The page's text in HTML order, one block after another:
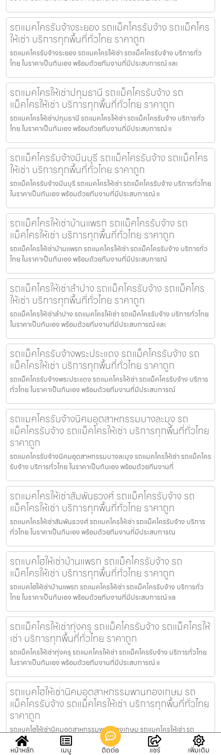
รถแมคโครรับจ้างระยอง รถแม็คโครรับจ้าง รถแม็คโคร
ให้เช่า บริการทุกพื้นที่ทั่วไทย ราคาถูก
รถแมคโครรับจ้างระยอง รถแมคโครให้เช่า รถแม็คโครรับจ้าง บริการทั่ว
ไทย ในราคาเป็นกันเอง พร้อมด้วยทีมงานที่มีประสบการณ์ และ
รถแมคโครให้เช่าปทุมธานี รถแม็คโครรับจ้าง รถ
แม็คโครให้เช่า บริการทุกพื้นที่ทั่วไทย ราคาถูก
รถแมคโครให้เช่าปทุมธานี รถแมคโครให้เช่า รถแม็คโครรับจ้าง บริการทั่ว
ไทย ในราคาเป็นกันเอง พร้อมด้วยทีมงานที่มีประสบการณ์ แ
รถแม็คโครรับจ้างมีนบุรี รถแม็คโครรับจ้าง รถแม็คโคร
ให้เช่า บริการทุกพื้นที่ทั่วไทย ราคาถูก
รถแม็คโครรับจ้างมีนบุรี รถแมคโครให้เช่า รถแม็คโครรับจ้าง บริการทั่วไทย
ในราคาเป็นกันเอง พร้อมด้วยทีมงานที่มีประสบการณ์ แ
รถแม็คโครให้เช่าบ้านแพรก รถแม็คโครรับจ้าง รถ
แม็คโครให้เช่า บริการทุกพื้นที่ทั่วไทย ราคาถูก
รถแม็คโครให้เช่าบ้านแพรก รถแมคโครให้เช่า รถแม็คโครรับจ้าง บริการทั่ว
ไทย ในราคาเป็นกันเอง พร้อมด้วยทีมงานที่มีประสบการณ์
รถแม็คโครให้เช่าลำปาง รถแม็คโครรับจ้าง รถแม็คโคร
ให้เช่า บริการทุกพื้นที่ทั่วไทย ราคาถูก
รถแม็คโครให้เช่าลำปาง รถแมคโครให้เช่า รถแม็คโครรับจ้าง บริการทั่วไทย
ในราคาเป็นกันเอง พร้อมด้วยทีมงานที่มีประสบการณ์ และ
รถแม็คโครรับจ้างพระประแดง รถแม็คโครรับจ้าง รถ
แม็คโครให้เช่า บริการทุกพื้นที่ทั่วไทย ราคาถูก
รถแม็คโครรับจ้างพระประแดง รถแมคโครให้เช่า รถแม็คโครรับจ้าง บริการ
ทั่วไทย ในราคาเป็นกันเอง พร้อมด้วยทีมงานที่มีประสบการณ์
รถแมคโครรับจ้างนิคมอุตสาหกรรมบางละมุง รถ
แม็คโครรับจ้าง รถแม็คโครให้เช่า บริการทุกพื้นที่ทั่วไทย
ราคาถูก
รถแมคโครรับจ้างนิคมอุตสาหกรรมบางละมุง รถแมคโครให้เช่า รถแม็คโคร
รับจ้าง บริการทั่วไทย ในราคาเป็นกันเอง พร้อมด้วยทีมงานที่
รถแมคโครให้เช่าสัมพันธวงศ์ รถแม็คโครรับจ้าง รถ
แม็คโครให้เช่า บริการทุกพื้นที่ทั่วไทย ราคาถูก
รถแมคโครให้เช่าสัมพันธวงศ์ รถแมคโครให้เช่า รถแม็คโครรับจ้าง บริการ
ทั่วไทย ในราคาเป็นกันเอง พร้อมด้วยทีมงานที่มีประสบการณ
รถแบคโฮให้เช่าบ้านแพรก รถแม็คโครรับจ้าง รถ
แม็คโครให้เช่า บริการทุกพื้นที่ทั่วไทย ราคาถูก
รถแบคโฮให้เช่าบ้านแพรก รถแมคโครให้เช่า รถแม็คโครรับจ้าง บริการทั่ว
ไทย ในราคาเป็นกันเอง พร้อมด้วยทีมงานที่มีประสบการณ์ แล
รถแม็คโครให้เช่าทุ่งครุ รถแม็คโครรับจ้าง รถแม็คโครให้
เช่า บริการทุกพื้นที่ทั่วไทย ราคาถูก
รถแม็คโครให้เช่าทุ่งครุ รถแมคโครให้เช่า รถแม็คโครรับจ้าง บริการทั่วไทย
ในราคาเป็นกันเอง พร้อมด้วยทีมงานที่มีประสบการณ์ แ
รถแบคโฮให้เช่านิคมอุตสาหกรรมพานทองเกษม รถ
แม็คโครรับจ้าง รถแม็คโครให้เช่า บริการทุกพื้นที่ทั่วไทย
ราคาถูก
รถแบคโฮให้เช่านิคมอุตสาหกรรมพานทองเกษม รถแมคโครให้เช่า รถ
แม็คโครรับจ้าง บริการทั่วไทย ในราคาเป็นกันเอง พร้อมด้วยทีมงานที
หน้าหลัก
เมนู ติดต่อ แชร์ เพิ่มเติม